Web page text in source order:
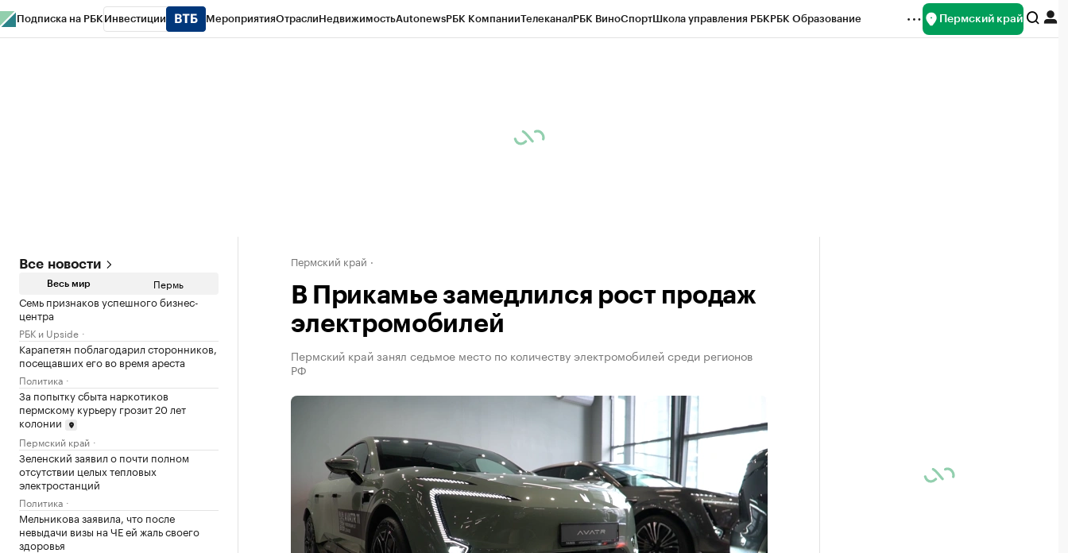
Подписка на РБК Инвестиции МероприятияОтраслиНедвижимостьAutonewsРБК КомпанииТелеканалРБК ВиноСпортШкола управления РБКРБК Образование Пермский край
Все новости
Весь мир Пермь
Семь признаков успешного бизнес-
центра
РБК и Upside
Карапетян поблагодарил сторонников,
посещавших его во время ареста
Политика
За попытку сбыта наркотиков
пермскому курьеру грозит 20 лет
колонии
Пермский край
Зеленский заявил о почти полном
отсутствии целых тепловых
электростанций
Политика
Мельникова заявила, что после
невыдачи визы на ЧЕ ей жаль своего
здоровья
Пермский край
В Прикамье замедлился рост продаж
электромобилей
Пермский край занял седьмое место по количеству электромобилей среди регионов
РФ